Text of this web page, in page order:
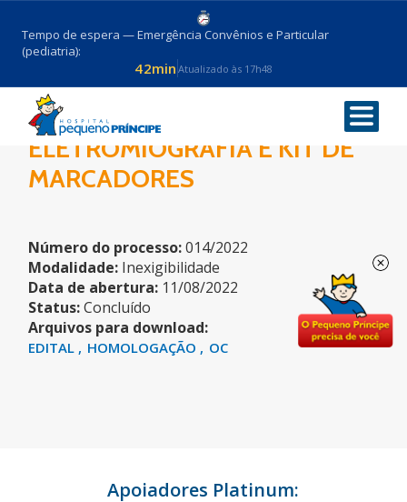
Tempo de espera — Emergência Convênios e Particular
(pediatria):
42min Atualizado às 17h48
CANAIS DE
ELETROMIOGRAFIA E KIT DE
MARCADORES
Número do processo:014/2022
Modalidade: Inexigibilidade
Data de abertura: 11/08/2022
Status:Concluído
Arquivos para download:
EDITAL HOMOLOGAÇÃO OC
Apoiadores Platinum: